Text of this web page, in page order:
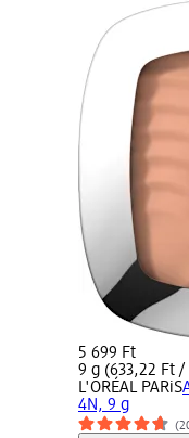
5 699 Ft
9 g (633,22 Ft /
L'ORÉAL PARiS
4N, 9 g